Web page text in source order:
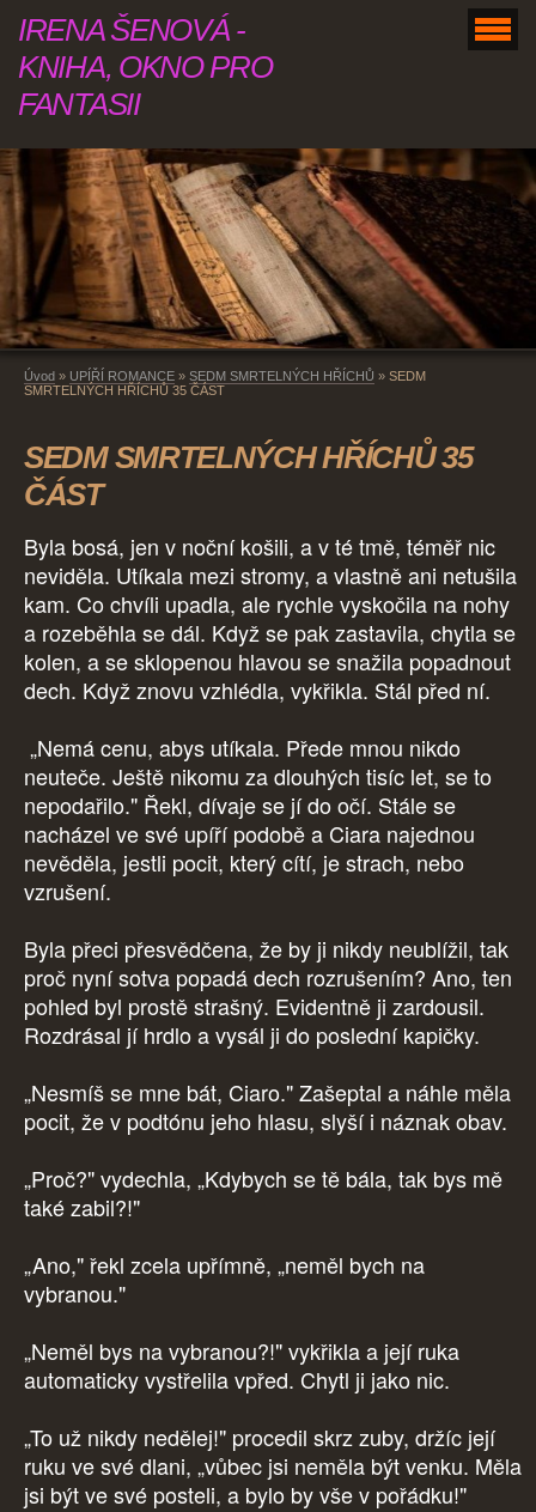
IRENA ŠENOVÁ -
KNIHA, OKNO PRO
FANTASII
Úvod » UPÍŘÍ ROMANCE » SEDM SMRTELNÝCH HŘÍCHŮ » SEDM
SMRTELNÝCH HŘÍCHŮ 35 ČÁST
SEDM SMRTELNÝCH HŘÍCHŮ 35
ČÁST
Byla bosá, jen v noční košili, a v té tmě, téměř nic
neviděla. Utíkala mezi stromy, a vlastně ani netušila
kam. Co chvíli upadla, ale rychle vyskočila na nohy
a rozeběhla se dál. Když se pak zastavila, chytla se
kolen, a se sklopenou hlavou se snažila popadnout
dech. Když znovu vzhlédla, vykřikla. Stál před ní.
„Nemá cenu, abys utíkala. Přede mnou nikdo
neuteče. Ještě nikomu za dlouhých tisíc let, se to
nepodařilo." Řekl, dívaje se jí do očí. Stále se
nacházel ve své upíří podobě a Ciara najednou
nevěděla, jestli pocit, který cítí, je strach, nebo
vzrušení.
Byla přeci přesvědčena, že by ji nikdy neublížil, tak
proč nyní sotva popadá dech rozrušením? Ano, ten
pohled byl prostě strašný. Evidentně ji zardousil.
Rozdrásal jí hrdlo a vysál ji do poslední kapičky.
„Nesmíš se mne bát, Ciaro." Zašeptal a náhle měla
pocit, že v podtónu jeho hlasu, slyší i náznak obav.
„Proč?" vydechla, „Kdybych se tě bála, tak bys mě
také zabil?!"
„Ano," řekl zcela upřímně, „neměl bych na
vybranou."
„Neměl bys na vybranou?!" vykřikla a její ruka
automaticky vystřelila vpřed. Chytl ji jako nic.
„To už nikdy nedělej!" procedil skrz zuby, držíc její
ruku ve své dlani, „vůbec jsi neměla být venku. Měla
jsi být ve své posteli, a bylo by vše v pořádku!"